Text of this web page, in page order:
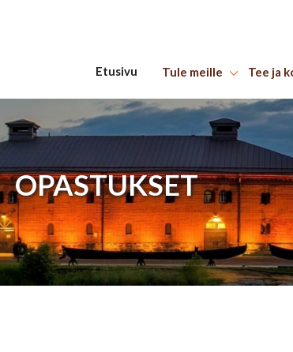
Hyppää sisältöön
Etusivu Tule meille Tee ja
OPASTUKSET